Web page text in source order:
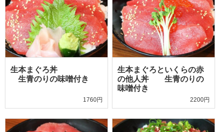
生本まぐろ丼
生青のりの味噌付き
1760円
生本まぐろといくらの赤
の他人丼 生青のりの
味噌付き
2200円